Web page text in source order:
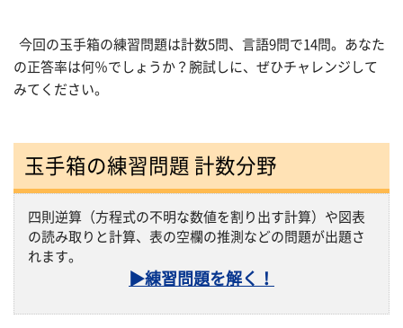
今回の玉手箱の練習問題は計数5問、言語9問で14問。あなた
の正答率は何％でしょうか？腕試しに、ぜひチャレンジして
みてください。
玉手箱の練習問題 計数分野
四則逆算（方程式の不明な数値を割り出す計算）や図表
の読み取りと計算、表の空欄の推測などの問題が出題さ
れます。
▶練習問題を解く！